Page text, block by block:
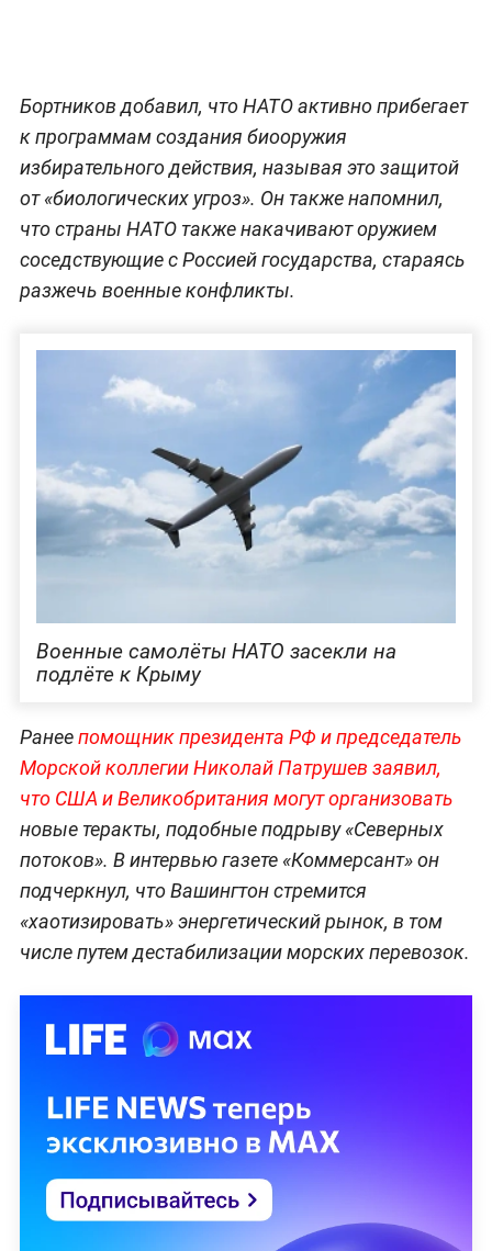
Бортников добавил, что НАТО активно прибегает
к программам создания биооружия
избирательного действия, называя это защитой
от «биологических угроз». Он также напомнил,
что страны НАТО также накачивают оружием
соседствующие с Россией государства, стараясь
разжечь военные конфликты.
Военные самолёты НАТО засекли на
подлёте к Крыму
Ранеепомощник президента РФ и председатель
Морской коллегии Николай Патрушев заявил,
что США и Великобритания могут организовать
новые теракты, подобные подрыву «Северных
потоков». В интервью газете «Коммерсант» он
подчеркнул, что Вашингтон стремится
«хаотизировать» энергетический рынок, в том
числе путем дестабилизации морских перевозок.